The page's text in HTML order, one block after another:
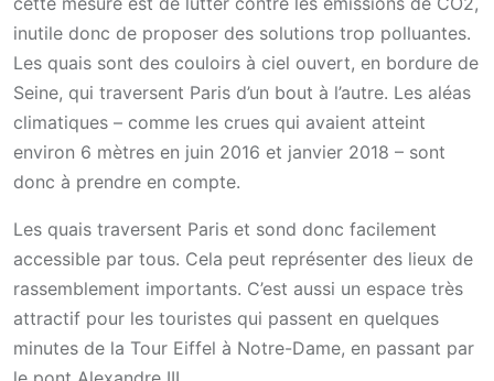
inutile donc de proposer des solutions trop polluantes.
Les quais sont des couloirs à ciel ouvert, en bordure de
Seine, qui traversent Paris d’un bout à l’autre. Les aléas
climatiques – comme les crues qui avaient atteint
environ 6 mètres en juin 2016 et janvier 2018 – sont
donc à prendre en compte.
Les quais traversent Paris et sond donc facilement
accessible par tous. Cela peut représenter des lieux de
rassemblement importants. C’est aussi un espace très
attractif pour les touristes qui passent en quelques
minutes de la Tour Eiffel à Notre-Dame, en passant par